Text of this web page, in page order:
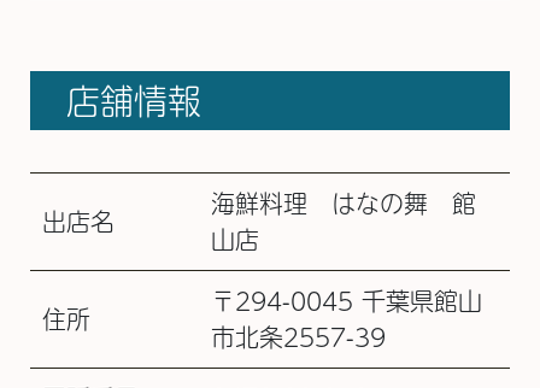
店舗情報
出店名
海鮮料理 はなの舞 館
山店
住所
〒294-0045 千葉県館山
市北条2557-39